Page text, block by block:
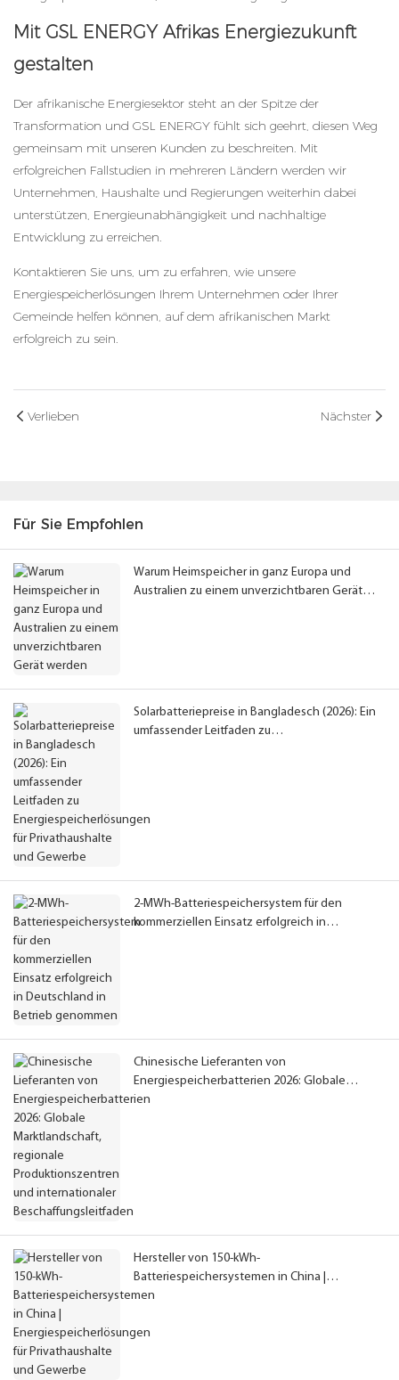
Mit GSL ENERGY Afrikas Energiezukunft
gestalten
Der afrikanische Energiesektor steht an der Spitze der
Transformation und GSL ENERGY fühlt sich geehrt, diesen Weg
gemeinsam mit unseren Kunden zu beschreiten. Mit
erfolgreichen Fallstudien in mehreren Ländern werden wir
Unternehmen, Haushalte und Regierungen weiterhin dabei
unterstützen, Energieunabhängigkeit und nachhaltige
Entwicklung zu erreichen.
Kontaktieren Sie uns, um zu erfahren, wie unsere
Energiespeicherlösungen Ihrem Unternehmen oder Ihrer
Gemeinde helfen können, auf dem afrikanischen Markt
erfolgreich zu sein.
Verlieben Nächster
Für Sie Empfohlen
Warum Heimspeicher in ganz Europa und
Australien zu einem unverzichtbaren Gerät
Solarbatteriepreise in Bangladesch (2026): Ein
umfassender Leitfaden zu
2-MWh-Batteriespeichersystem für den
kommerziellen Einsatz erfolgreich in
Chinesische Lieferanten von
Energiespeicherbatterien 2026: Globale
Marktlandschaft, regionale Produktionszentren
Hersteller von 150-kWh-
Batteriespeichersystemen in China |
Energiespeicherlösungen für Privathaushalte